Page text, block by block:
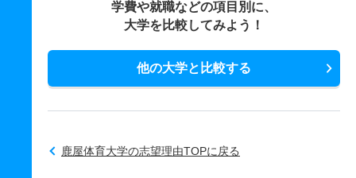
学費や就職などの項目別に、
大学を比較してみよう！
他の大学と比較する
鹿屋体育大学の志望理由TOPに戻る